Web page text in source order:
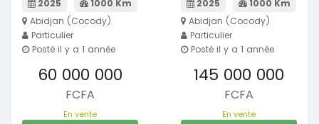
2025
1000 Km
Abidjan (Cocody)
Particulier
Posté il y a 1 année
60 000 000
FCFA
En vente
2025
1000 Km
Abidjan (Cocody)
Particulier
Posté il y a 1 année
145 000 000
FCFA
En vente